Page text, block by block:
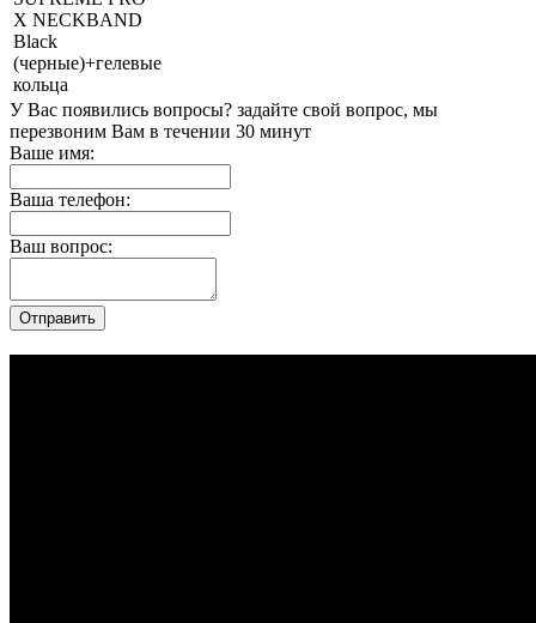
X NECKBAND
Black
(черные)+гелевые
кольца
У Вас появились вопросы? задайте свой вопрос, мы
перезвоним Вам в течении 30 минут
Ваше имя:
Ваша телефон:
Ваш вопрос: